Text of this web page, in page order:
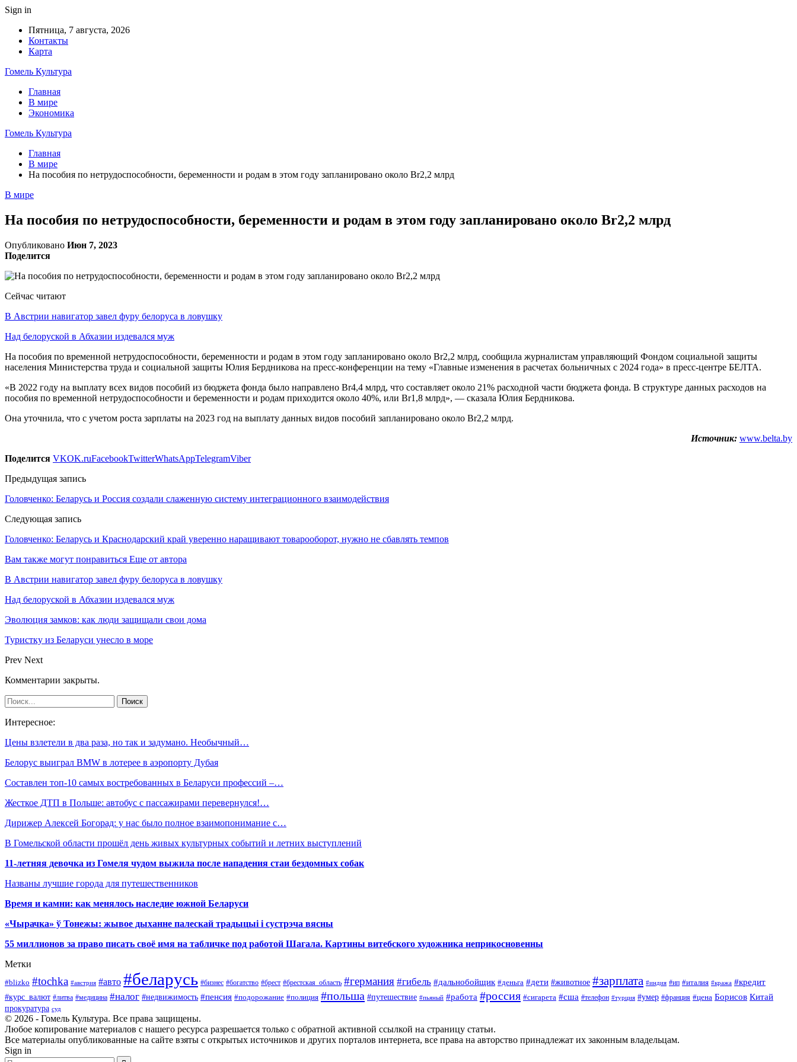
Sign in
Пятница, 7 августа, 2026
Контакты
Карта
Гомель Культура
Главная
В мире
Экономика
Гомель Культура
Главная
В мире
На пособия по нетрудоспособности, беременности и родам в этом году запланировано около Br2,2 млрд
В мире
На пособия по нетрудоспособности, беременности и родам в этом году запланировано около Br2,2 млрд
Опубликовано Июн 7, 2023
Поделится
Сейчас читают
В Австрии навигатор завел фуру белоруса в ловушку
Над белоруской в Абхазии издевался муж
На пособия по временной нетрудоспособности, беременности и родам в этом году запланировано около Br2,2 млрд, сообщила журналистам управляющий Фондом социальной защиты
населения Министерства труда и социальной защиты Юлия Бердникова на пресс-конференции на тему «Главные изменения в расчетах больничных с 2024 года» в пресс-центре БЕЛТА.
«В 2022 году на выплату всех видов пособий из бюджета фонда было направлено Br4,4 млрд, что составляет около 21% расходной части бюджета фонда. В структуре данных расходов на
пособия по временной нетрудоспособности и беременности и родам приходится около 40%, или Br1,8 млрд», — сказала Юлия Бердникова.
Она уточнила, что с учетом роста зарплаты на 2023 год на выплату данных видов пособий запланировано около Br2,2 млрд.
Источник: www.belta.by
Поделится VKOK.ruFacebookTwitterWhatsAppTelegramViber
Предыдущая запись
Головченко: Беларусь и Россия создали слаженную систему интеграционного взаимодействия
Следующая запись
Головченко: Беларусь и Краснодарский край уверенно наращивают товарооборот, нужно не сбавлять темпов
Вам также могут понравиться Еще от автора
В Австрии навигатор завел фуру белоруса в ловушку
Над белоруской в Абхазии издевался муж
Эволюция замков: как люди защищали свои дома
Туристку из Беларуси унесло в море
Prev Next
Комментарии закрыты.
Интересное:
Цены взлетели в два раза, но так и задумано. Необычный…
Белорус выиграл BMW в лотерее в аэропорту Дубая
Составлен топ-10 самых востребованных в Беларуси профессий –…
Жесткое ДТП в Польше: автобус с пассажирами перевернулся!…
Дирижер Алексей Богорад: у нас было полное взаимопонимание с…
В Гомельской области прошёл день живых культурных событий и летних выступлений
11-летняя девочка из Гомеля чудом выжила после нападения стаи бездомных собак
Названы лучшие города для путешественников
Время и камни: как менялось наследие южной Беларуси
«Чырачка» ў Тонежы: жывое дыханне палескай традыцыі і сустрэча вясны
55 миллионов за право писать своё имя на табличке под работой Шагала. Картины витебского художника неприкосновенны
Метки
#blizko #tochka #австрия #авто #беларусь #бизнес #богатство #брест #брестская_область #германия #гибель #дальнобойщик #деньга #дети #животное #зарплата #индия #ип #италия #кража #кредит
#курс_валют #литва #медицина #налог #недвижимость #пенсия #подорожание #полиция #польша #путешествие #пьяный #работа #россия #сигарета #сша #телефон #турция #умер #франция #цена Борисов Китай
прокуратура суд
© 2026 - Гомель Культура. Все права защищены.
Любое копирование материалов с нашего ресурса разрешается только с обратной активной ссылкой на страницу статьи.
Все материалы опубликованные на сайте взяты с открытых источников и других порталов интернета, все права на авторство принадлежат их законным владельцам.
Sign in